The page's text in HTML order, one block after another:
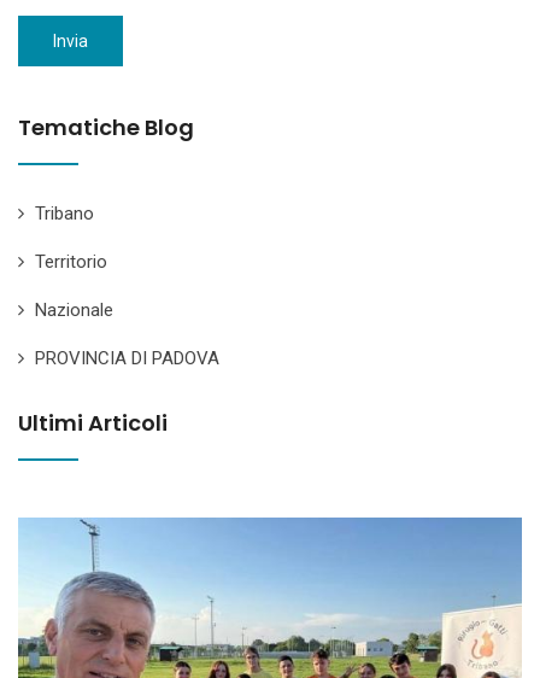
Invia
Tematiche Blog
Tribano
Territorio
Nazionale
PROVINCIA DI PADOVA
Ultimi Articoli